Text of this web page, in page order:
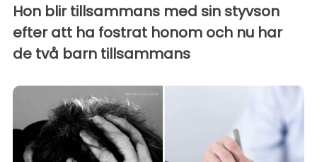
Hon blir tillsammans med sin styvson
efter att ha fostrat honom och nu har
de två barn tillsammans